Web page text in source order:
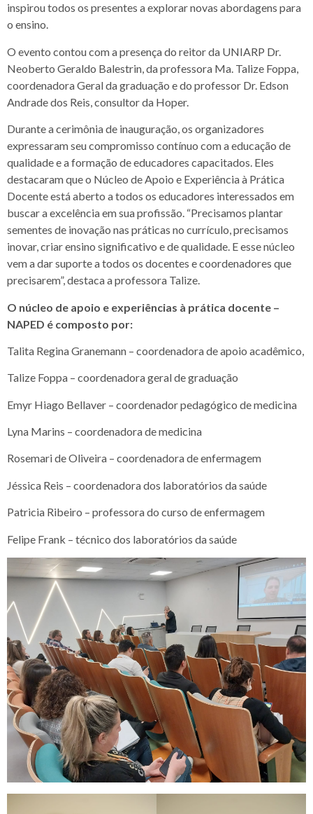
inspirou todos os presentes a explorar novas abordagens para
o ensino.
O evento contou com a presença do reitor da UNIARP Dr.
Neoberto Geraldo Balestrin, da professora Ma. Talize Foppa,
coordenadora Geral da graduação e do professor Dr. Edson
Andrade dos Reis, consultor da Hoper.
Durante a cerimônia de inauguração, os organizadores
expressaram seu compromisso contínuo com a educação de
qualidade e a formação de educadores capacitados. Eles
destacaram que o Núcleo de Apoio e Experiência à Prática
Docente está aberto a todos os educadores interessados em
buscar a excelência em sua profissão. “Precisamos plantar
sementes de inovação nas práticas no currículo, precisamos
inovar, criar ensino significativo e de qualidade. E esse núcleo
vem a dar suporte a todos os docentes e coordenadores que
precisarem”, destaca a professora Talize.
O núcleo de apoio e experiências à prática docente –
NAPED é composto por:
Talita Regina Granemann – coordenadora de apoio acadêmico,
Talize Foppa – coordenadora geral de graduação
Emyr Hiago Bellaver – coordenador pedagógico de medicina
Lyna Marins – coordenadora de medicina
Rosemari de Oliveira – coordenadora de enfermagem
Jéssica Reis – coordenadora dos laboratórios da saúde
Patricia Ribeiro – professora do curso de enfermagem
Felipe Frank – técnico dos laboratórios da saúde